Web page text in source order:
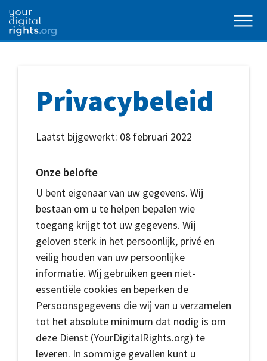
Privacybeleid
Laatst bijgewerkt: 08 februari 2022
Onze belofte
U bent eigenaar van uw gegevens. Wij
bestaan om u te helpen bepalen wie
toegang krijgt tot uw gegevens. Wij
geloven sterk in het persoonlijk, privé en
veilig houden van uw persoonlijke
informatie. Wij gebruiken geen niet-
essentiële cookies en beperken de
Persoonsgegevens die wij van u verzamelen
tot het absolute minimum dat nodig is om
deze Dienst (YourDigitalRights.org) te
leveren. In sommige gevallen kunt u